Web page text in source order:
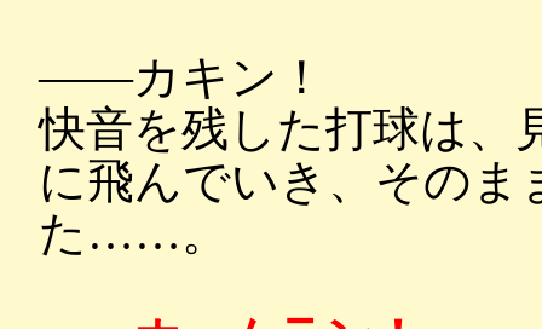
――カキン！
快音を残した打球は、
に飛んでいき、その
た……。